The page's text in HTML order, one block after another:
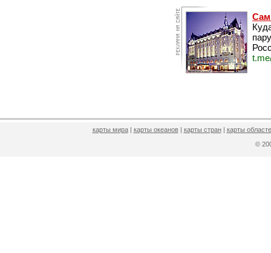
карты мира| карты океанов| карты стран| карты
©